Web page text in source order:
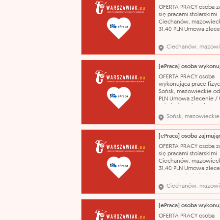
emocjonalnych,
zdrowotnych i
wykonywanie
OFERTA PRACY osoba
się pracami stolarskimi
Ciechanów,
31,40 PLN Umowa
06.08.2026 wg
zawód - Stolarz
kontakt przez PUP
przez Powiatowy
tel. 236730863
Urząd Pracy w
01.0
Ciechanów,
OFERTA PRACY osoba
wykonująca prace
Sońsk, mazowieckie od
PLN Umowa zlecenie /
02.08.2026 wg
zawód - Meliorant
przez PUP Kontakt
Powiatowy Urząd
236730885 Powiatowy
Pracy w Ciechanowie
02.08.2026 - 09.08.202
Sońsk, mazowieckie
OFERTA PRACY osoba
się pracami stolarskimi
Ciechanów,
31,40 PLN Umowa
06.08.2026 wg
zawód - Stolarz
kontakt przez PUP
przez Powiatowy
tel. 236730863
Ciechanów,
OFERTA PRACY osoba